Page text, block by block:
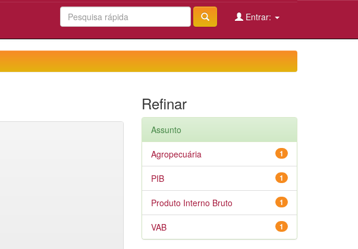
Entrar:
Refinar
Assunto
1
Agropecuária
1
PIB
1
Produto Interno Bruto
1
VAB